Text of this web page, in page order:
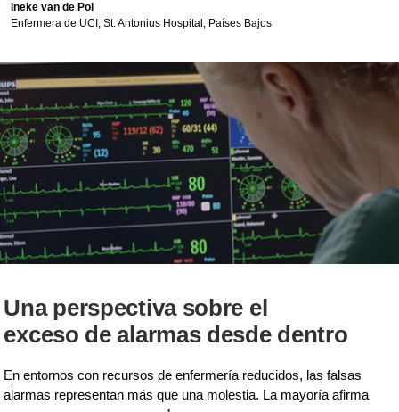
Ineke van de Pol
Enfermera de UCI, St. Antonius Hospital, Países Bajos
Una perspectiva sobre el
exceso de alarmas desde dentro
En entornos con recursos de enfermería reducidos, las falsas
alarmas representan más que una molestia. La mayoría afirma